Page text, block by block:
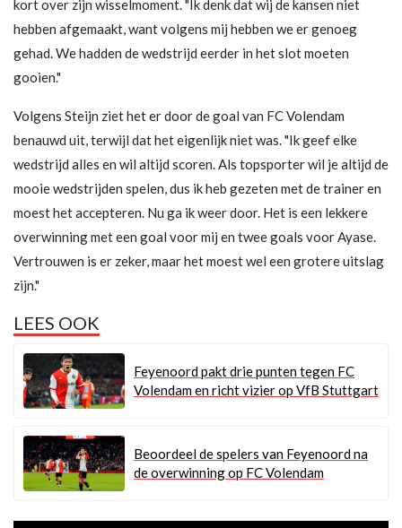
kort over zijn wisselmoment. "Ik denk dat wij de kansen niet
hebben afgemaakt, want volgens mij hebben we er genoeg
gehad. We hadden de wedstrijd eerder in het slot moeten
gooien."
Volgens Steijn ziet het er door de goal van FC Volendam
benauwd uit, terwijl dat het eigenlijk niet was. "Ik geef elke
wedstrijd alles en wil altijd scoren. Als topsporter wil je altijd de
mooie wedstrijden spelen, dus ik heb gezeten met de trainer en
moest het accepteren. Nu ga ik weer door. Het is een lekkere
overwinning met een goal voor mij en twee goals voor Ayase.
Vertrouwen is er zeker, maar het moest wel een grotere uitslag
zijn."
LEES OOK
Feyenoord pakt drie punten tegen FC
Volendam en richt vizier op VfB Stuttgart
Beoordeel de spelers van Feyenoord na
de overwinning op FC Volendam